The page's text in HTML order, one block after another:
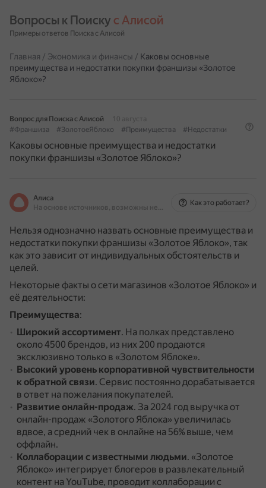
Вопросы к Поиску с Алисой
Примеры ответов Поиска с Алисой
Главная / Экономика и финансы / Каковы основные
преимущества и недостатки покупки франшизы «Золотое
Яблоко»?
Вопрос для Поиска с Алисой
10 августа
#Франшиза
#ЗолотоеЯблоко #Преимущества #Недостатки
Каковы основные преимущества и недостатки
покупки франшизы «Золотое Яблоко»?
Алиса
На основе источников, возможны неточности
Как это работает?
Нельзя однозначно назвать основные преимущества и
недостатки покупки франшизы «Золотое Яблоко», так
как это зависит от индивидуальных обстоятельств и
целей.
Некоторые факты о сети магазинов «Золотое Яблоко» и
её деятельности:
Преимущества:
Широкий ассортимент. На полках представлено
около 4500 брендов, из них 200 продаются
эксклюзивно только в «Золотом Яблоке».
Высокий уровень корпоративной чувствительности
к обратной связи. Сервис постоянно дорабатывается
в ответ на пожелания покупателей.
Развитие онлайн-продаж. За 2024 год выручка от
онлайн-продаж «Золотого Яблока» увеличилась
вдвое, а средний чек в онлайне на 56% выше, чем
оффлайн.
Коллаборации с известными людьми. «Золотое
Яблоко» интегрирует блогеров в развлекательный
контент на YouTube, проводит коллаборации с